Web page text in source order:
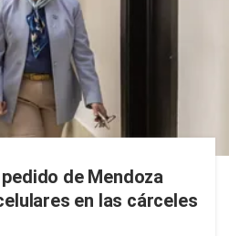
de Mendoza
en las cárceles